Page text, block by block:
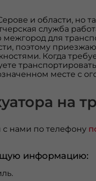
и области, но
служба
для
поэтому
Когда
месте с
на
с нами по телефону
информацию: